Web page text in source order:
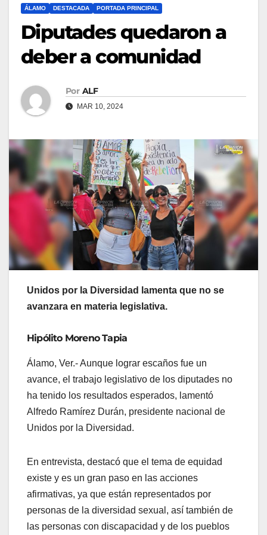
ÁLAMO DESTACADA PORTADA PRINCIPAL
Diputades quedaron a
deber a comunidad
Por ALF
MAR 10, 2024
Unidos por la Diversidad lamenta que no se
avanzara en materia legislativa.
Hipólito Moreno Tapia
Álamo, Ver.- Aunque lograr escaños fue un
avance, el trabajo legislativo de los diputades no
ha tenido los resultados esperados, lamentó
Alfredo Ramírez Durán, presidente nacional de
Unidos por la Diversidad.
En entrevista, destacó que el tema de equidad
existe y es un gran paso en las acciones
afirmativas, ya que están representados por
personas de la diversidad sexual, así también de
las personas con discapacidad y de los pueblos